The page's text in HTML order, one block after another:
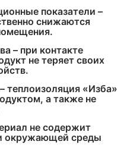
показатели –
снижаются
– при контакте
не теряет своих
теплоизоляция «Изба»
а также не
не содержит
окружающей среды